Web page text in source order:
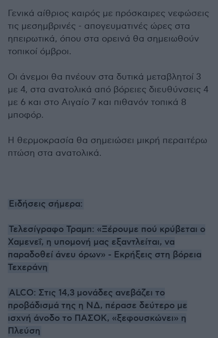
Γενικά αίθριος καιρός με πρόσκαιρες νεφώσεις
τις μεσημβρινές - απογευματινές ώρες στα
ηπειρωτικά, όπου στα ορεινά θα σημειωθούν
τοπικοί όμβροι.
Οι άνεμοι θα πνέουν στα δυτικά μεταβλητοί 3
με 4, στα ανατολικά από βόρειες διευθύνσεις 4
με 6 και στο Αιγαίο 7 και πιθανόν τοπικά 8
μποφόρ.
Η θερμοκρασία θα σημειώσει μικρή περαιτέρω
πτώση στα ανατολικά.
Ειδήσεις σήμερα:
Τελεσίγραφο Τραμπ: «Ξέρουμε πού κρύβεται ο
Χαμενεΐ, η υπομονή μας εξαντλείται, να
παραδοθεί άνευ όρων» - Εκρήξεις στη βόρεια
Τεχεράνη
ALCO: Στις 14,3 μονάδες ανεβάζει το
προβάδισμά της η ΝΔ, πέρασε δεύτερο με
ισχνή άνοδο το ΠΑΣΟΚ, «ξεφουσκώνει» η
Πλεύση